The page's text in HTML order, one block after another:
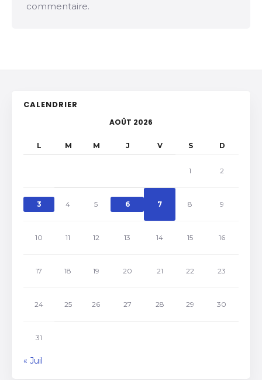
commentaire.
CALENDRIER
AOÛT 2026
L M M J V S D
1 2
3 4 5 6 7 8 9
10 11 12 13 14 15 16
17 18 19 20 21 22 23
24 25 26 27 28 29 30
31
« Juil